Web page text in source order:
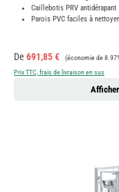
Caillebotis PRV antidérapant
Parois PVC faciles à nettoyer
Prix de vente :
De 691,85 € Prix régulier :
(économie de
Prix TTC, frais de livraison en sus